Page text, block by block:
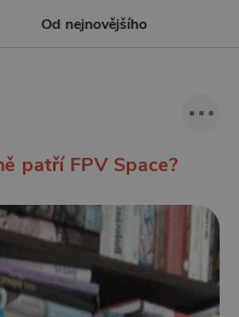
Od nejnovějšího
patří FPV Space?